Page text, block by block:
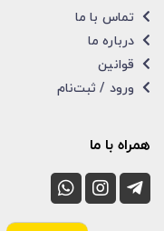
تماس با ما
درباره ما
قوانین
ورود / ثبت‌نام
همراه با ما